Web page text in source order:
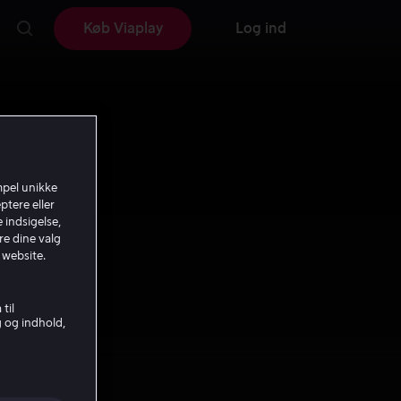
Køb Viaplay Log ind
unikke
eller
dine valg
til
indhold,